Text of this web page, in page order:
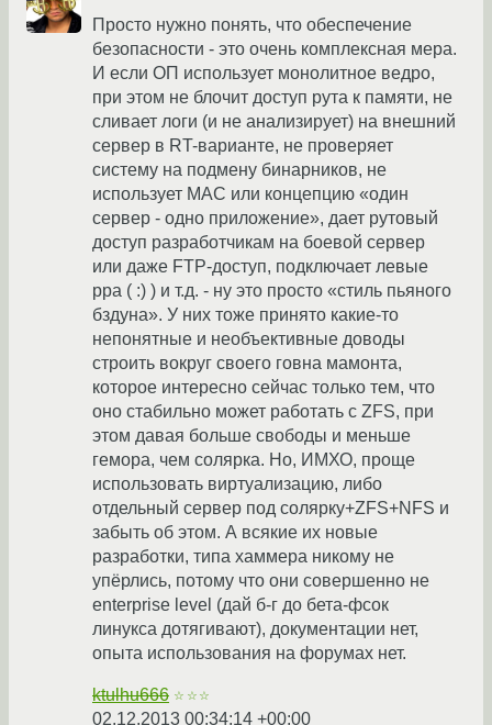
Просто нужно понять, что обеспечение
безопасности - это очень комплексная мера.
И если ОП использует монолитное ведро,
при этом не блочит доступ рута к памяти, не
сливает логи (и не анализирует) на внешний
сервер в RT-варианте, не проверяет
систему на подмену бинарников, не
использует MAC или концепцию «один
сервер - одно приложение», дает рутовый
доступ разработчикам на боевой сервер
или даже FTP-доступ, подключает левые
ppa ( :) ) и т.д. - ну это просто «стиль пьяного
бздуна». У них тоже принято какие-то
непонятные и необъективные доводы
строить вокруг своего говна мамонта,
которое интересно сейчас только тем, что
оно стабильно может работать с ZFS, при
этом давая больше свободы и меньше
гемора, чем солярка. Но, ИМХО, проще
использовать виртуализацию, либо
отдельный сервер под солярку+ZFS+NFS и
забыть об этом. А всякие их новые
разработки, типа хаммера никому не
упёрлись, потому что они совершенно не
enterprise level (дай б-г до бета-фсок
линукса дотягивают), документации нет,
опыта использования на форумах нет.
ktulhu666 ☆☆☆
02.12.2013 00:34:14 +00:00